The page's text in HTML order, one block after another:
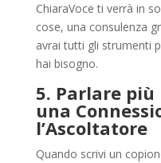
ChiaraVoce ti verrà in
cose, una consulenza
avrai tutti gli strumenti
hai bisogno.
5. Parlare
una
l’Ascoltatore
Quando scrivi un